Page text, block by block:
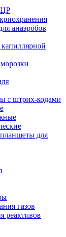
анаэробов
с штрих-кодами
для
газов
реактивов